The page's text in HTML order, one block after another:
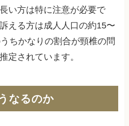
い方は特に注意が必要で
える方は成人人口の約15〜
ちかなりの割合が頸椎の問
定されています。
なるのか